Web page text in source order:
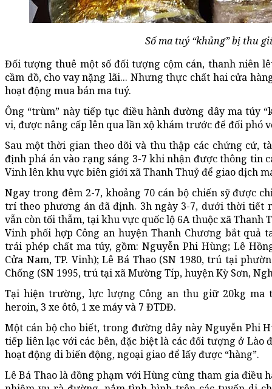
Số ma tuý “khủng” bị thu
Đối tượng thuê một số đối tượng cộm cán, thanh niên
cầm đồ, cho vay nặng lãi... Nhưng thực chất hai cửa
hoạt động mua bán ma tuý.
Ông “trùm” này tiếp tục điều hành đường dây ma túy
vi, được nâng cấp lên qua lần xộ khám trước để đối phó
Sau một thời gian theo dõi và thu thập các chứng cứ,
định phá án vào rạng sáng 3-7 khi nhận được thông tin
Vinh lên khu vực biên giới xã Thanh Thuỷ để giao dịch
Ngay trong đêm 2-7, khoảng 70 cán bộ chiến sỹ được
trí theo phương án đã định. 3h ngày 3-7, dưới thời tiết
vẫn còn tối thẫm, tại khu vực quốc lộ 6A thuộc xã Thanh
Vinh phối hợp Công an huyện Thanh Chương bắt quả
trái phép chất ma túy, gồm: Nguyễn Phi Hùng; Lê
Cửa Nam, TP. Vinh); Lê Bá Thao (SN 1980, trú tại
Chống (SN 1995, trú tại xã Mường Típ, huyện Kỳ Sơn,
Tại hiện trường, lực lượng Công an thu giữ 20kg ma
heroin, 3 xe ôtô, 1 xe máy và 7 ĐTDĐ.
Một cán bộ cho biết, trong đường dây này Nguyễn Phi
tiếp liên lạc với các bên, đặc biệt là các đối tượng ở Lào
hoạt động di biến động, ngoại giao để lấy được “hàng”.
Lê Bá Thao là đồng phạm với Hùng cùng tham gia điều